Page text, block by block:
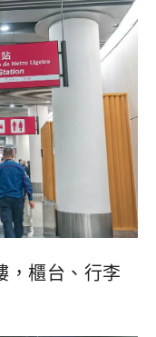
，櫃台、行李